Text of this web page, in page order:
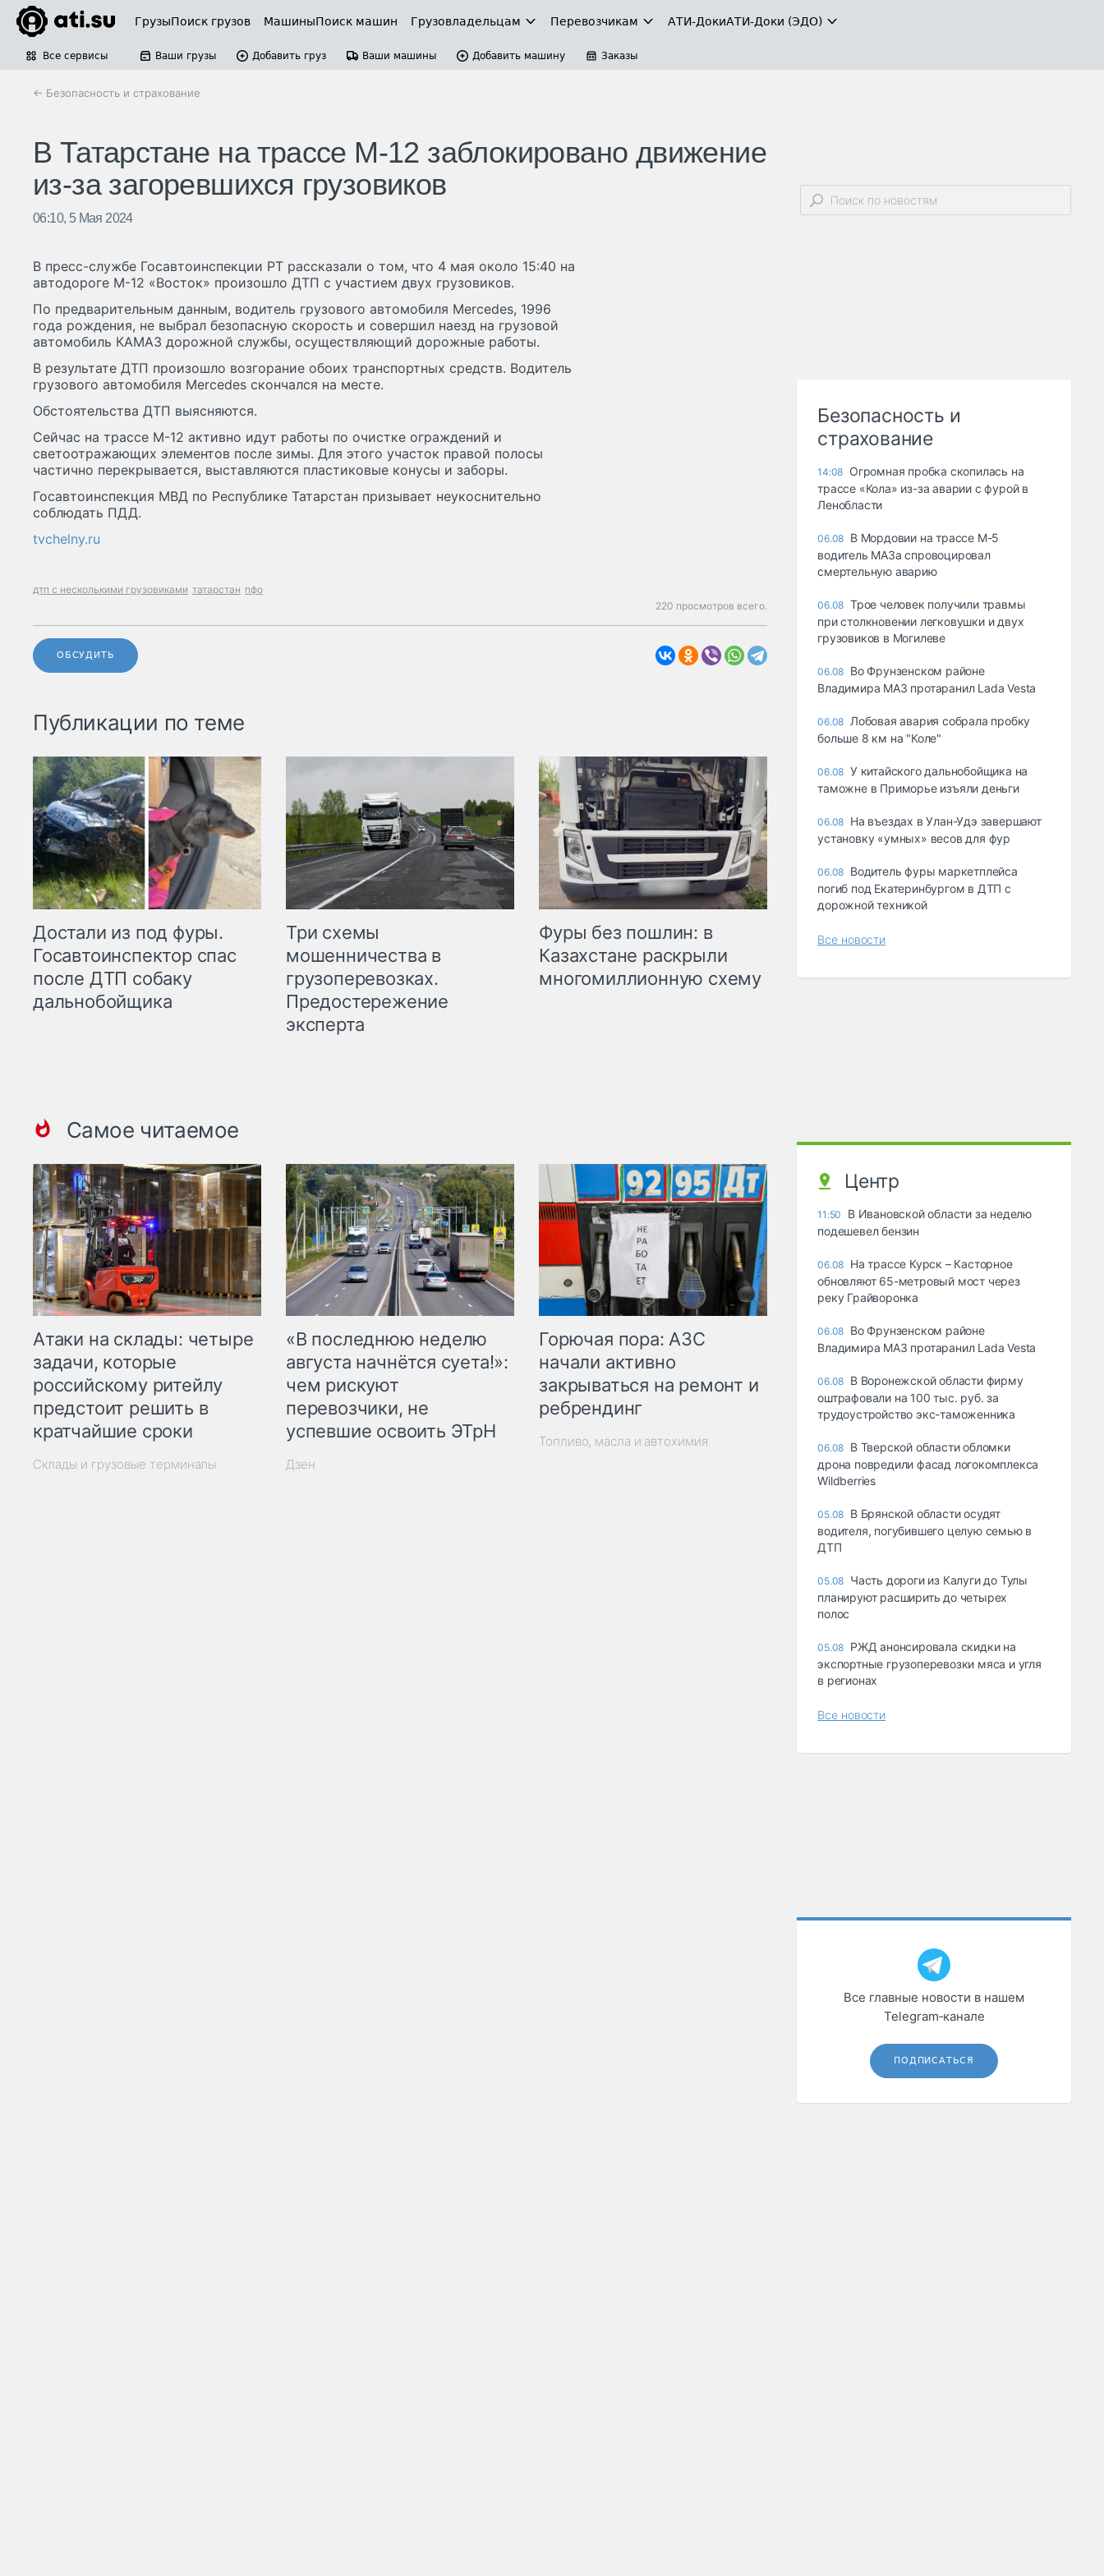
ГрузыПоиск грузов МашиныПоиск машин Грузовладельцам Перевозчикам АТИ-ДокиАТИ-Доки (ЭДО)
Все сервисы Ваши грузы Добавить груз Ваши машины Добавить машину Заказы
← Безопасность и страхование
В Татарстане на трассе М-12 заблокировано движение
из-за загоревшихся грузовиков
06:10, 5 Мая 2024
В пресс-службе Госавтоинспекции РТ рассказали о том, что 4 мая около 15:40 на
автодороге М-12 «Восток» произошло ДТП с участием двух грузовиков.
По предварительным данным, водитель грузового автомобиля Mercedes, 1996
года рождения, не выбрал безопасную скорость и совершил наезд на грузовой
автомобиль КАМАЗ дорожной службы, осуществляющий дорожные работы.
В результате ДТП произошло возгорание обоих транспортных средств. Водитель
грузового автомобиля Mercedes скончался на месте.
Обстоятельства ДТП выясняются.
Сейчас на трассе М-12 активно идут работы по очистке ограждений и
светоотражающих элементов после зимы. Для этого участок правой полосы
частично перекрывается, выставляются пластиковые конусы и заборы.
Госавтоинспекция МВД по Республике Татарстан призывает неукоснительно
соблюдать ПДД.
tvchelny.ru
дтп с несколькими грузовиками татарстан пфо
220 просмотров всего.
ОБСУДИТЬ
Публикации по теме
Достали из под фуры.
Госавтоинспектор спас
после ДТП собаку
дальнобойщика
Три схемы
мошенничества в
грузоперевозках.
Предостережение
эксперта
Фуры без пошлин: в
Казахстане раскрыли
многомиллионную схему
Самое читаемое
Атаки на склады: четыре
задачи, которые
российскому ритейлу
предстоит решить в
кратчайшие сроки
Склады и грузовые терминалы
«В последнюю неделю
августа начнётся суета!»:
чем рискуют
перевозчики, не
успевшие освоить ЭТрН
Дзен
Горючая пора: АЗС
начали активно
закрываться на ремонт и
ребрендинг
Топливо, масла и автохимия
Безопасность и
страхование
14:08 Огромная пробка скопилась на
трассе «Кола» из-за аварии с фурой в
Ленобласти
06.08 В Мордовии на трассе М-5
водитель МАЗа спровоцировал
смертельную аварию
06.08 Трое человек получили травмы
при столкновении легковушки и двух
грузовиков в Могилеве
06.08 Во Фрунзенском районе
Владимира МАЗ протаранил Lada Vesta
06.08 Лобовая авария собрала пробку
больше 8 км на "Коле"
06.08 У китайского дальнобойщика на
таможне в Приморье изъяли деньги
06.08 Ha въeздax в Улaн-Удэ зaвepшaют
ycтaнoвкy «yмныx» вecoв для фyp
06.08 Водитель фуры маркетплейса
погиб под Екатеринбургом в ДТП с
дорожной техникой
Все новости
Центр
11:50
В Ивановской области за неделю
подешевел бензин
06.08 На трассе Курск – Касторное
обновляют 65-метровый мост через
реку Грайворонка
06.08 Во Фрунзенском районе
Владимира МАЗ протаранил Lada Vesta
06.08 В Воронежской области фирму
оштрафовали на 100 тыс. руб. за
трудоустройство экс-таможенника
06.08 В Тверской области обломки
дрона повредили фасад логокомплекса
Wildberries
05.08 В Брянской области осудят
водителя, погубившего целую семью в
ДТП
05.08 Часть дороги из Калуги до Тулы
планируют расширить до четырех
полос
05.08 РЖД анонсировала скидки на
экспортные грузоперевозки мяса и угля
в регионах
Все новости
Все главные новости в нашем
Telegram‑канале
ПОДПИСАТЬСЯ